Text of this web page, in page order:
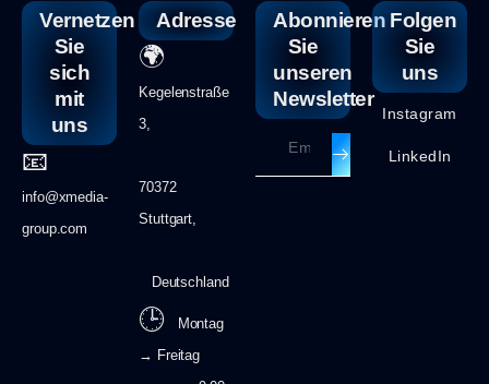
Vernetzen
Sie
sich
mit
uns
📧
info@xmedia-
group.com
Adresse
🌍
Kegelenstraße
3,
70372
Stuttgart,
Deutschland
🕒 Montag
→ Freitag
Abonnieren
Sie
unseren
Newsletter
Folgen
Sie
uns
Instagram
LinkedIn